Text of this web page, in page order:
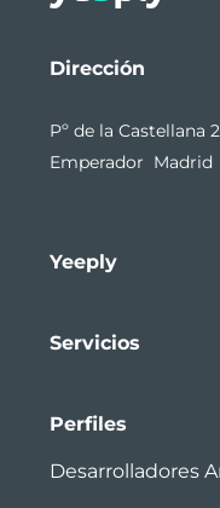
Dirección
Pº de la Castellana
Emperador Madrid
Yeeply
Servicios
Perfiles
Desarrolladores